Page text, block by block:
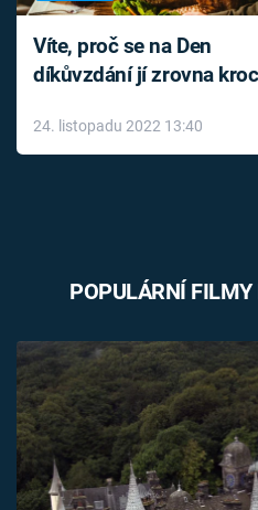
Víte, proč se na Den
díkůvzdání jí zrovna
24. listopadu 2022 13:40
POPULÁRNÍ